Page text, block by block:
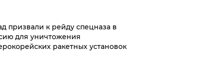
призвали к рейду спецназа в
для уничтожения
ракетных установок